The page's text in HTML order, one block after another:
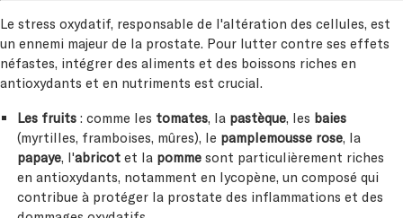
Le stress oxydatif, responsable de l'altération des cellules, est
un ennemi majeur de la prostate. Pour lutter contre ses effets
néfastes, intégrer des aliments et des boissons riches en
antioxydants et en nutriments est crucial.
Les fruits: comme les tomates, la pastèque, les baies
(myrtilles, framboises, mûres), le pamplemousse rose, la
papaye, l'abricotet la pommesont particulièrement riches
en antioxydants, notamment en lycopène, un composé qui
contribue à protéger la prostate des inflammations et des